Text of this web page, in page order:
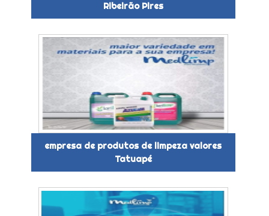
Ribeirão Pires
empresa de produtos de limpeza valores
Tatuapé